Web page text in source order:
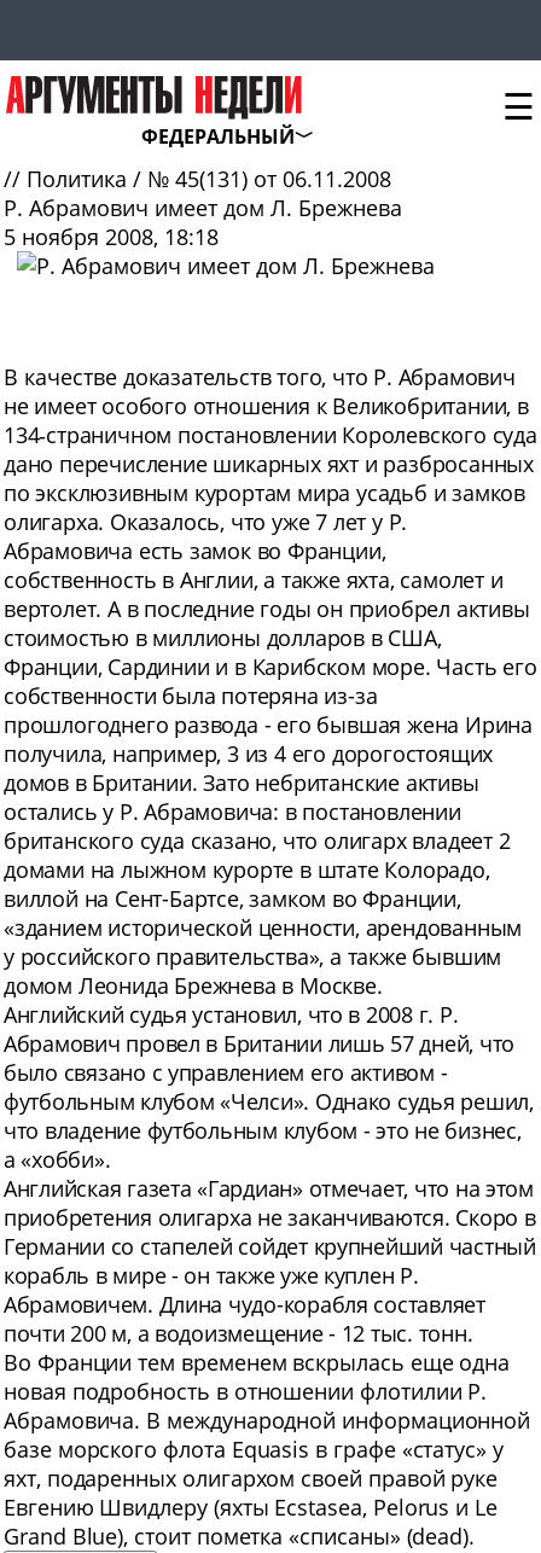
ФЕДЕРАЛЬНЫЙ
☰
// Политика / № 45(131) от 06.11.2008
Р. Абрамович имеет дом Л. Брежнева
5 ноября 2008, 18:18
В качестве доказательств того, что Р. Абрамович
не имеет особого отношения к Великобритании, в
134‑страничном постановлении Королевского суда
дано перечисление шикарных яхт и разбросанных
по эксклюзивным курортам мира усадьб и замков
олигарха. Оказалось, что уже 7 лет у Р.
Абрамовича есть замок во Франции,
собственность в Англии, а также яхта, самолет и
вертолет. А в последние годы он приобрел активы
стоимостью в миллионы долларов в США,
Франции, Сардинии и в Карибском море. Часть его
собственности была потеряна из-за
прошлогоднего развода - его бывшая жена Ирина
получила, например, 3 из 4 его дорогостоящих
домов в Британии. Зато небританские активы
остались у Р. Абрамовича: в постановлении
британского суда сказано, что олигарх владеет 2
домами на лыжном курорте в штате Колорадо,
виллой на Сент-Бартсе, замком во Франции,
«зданием исторической ценности, арендованным
у российского правительства», а также бывшим
домом Леонида Брежнева в Москве.
Английский судья установил, что в 2008 г. Р.
Абрамович провел в Британии лишь 57 дней, что
было связано с управлением его активом -
футбольным клубом «Челси». Однако судья решил,
что владение футбольным клубом - это не бизнес,
а «хобби».
Английская газета «Гардиан» отмечает, что на этом
приобретения олигарха не заканчиваются. Скоро в
Германии со стапелей сойдет крупнейший частный
корабль в мире - он также уже куплен Р.
Абрамовичем. Длина чудо-корабля составляет
почти 200 м, а водоизмещение - 12 тыс. тонн.
Во Франции тем временем вскрылась еще одна
новая подробность в отношении флотилии Р.
Абрамовича. В международной информационной
базе морского флота Equasis в графе «статус» у
яхт, подаренных олигархом своей правой руке
Евгению Швидлеру (яхты Ecstasea, Pelorus и Le
Grand Blue), стоит пометка «списаны» (dead).